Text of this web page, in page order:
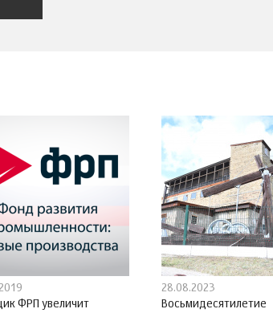
ФРП увеличит
28.08.2023
Восьмидесятилетие